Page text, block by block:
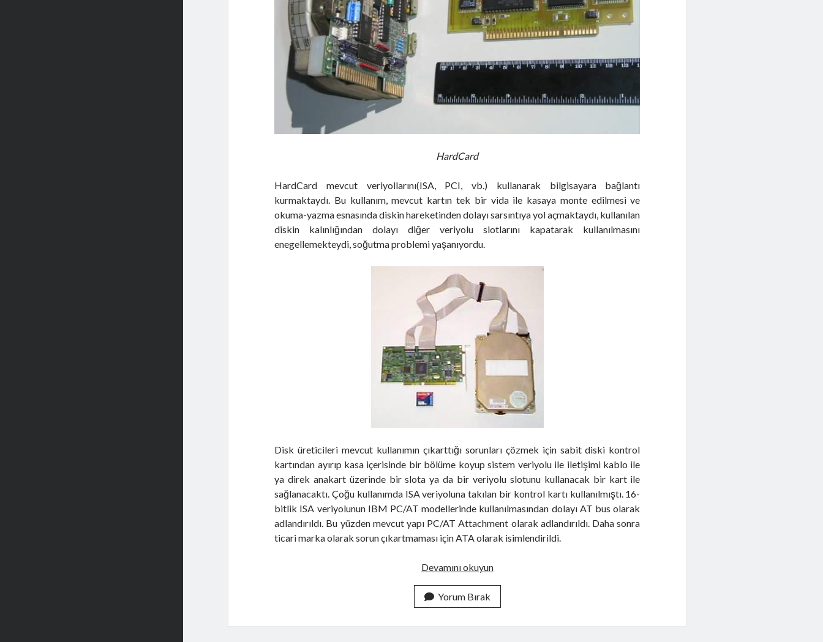
HardCard
HardCard mevcut veriyollarını(ISA, PCI, vb.) kullanarak bilgisayara bağlantı
kurmaktaydı. Bu kullanım, mevcut kartın tek bir vida ile kasaya monte edilmesi ve
okuma-yazma esnasında diskin hareketinden dolayı sarsıntıya yol açmaktaydı, kullanılan
diskin kalınlığından dolayı diğer veriyolu slotlarını kapatarak kullanılmasını
enegellemekteydi, soğutma problemi yaşanıyordu.
Disk üreticileri mevcut kullanımın çıkarttığı sorunları çözmek için sabit diski kontrol
kartından ayırıp kasa içerisinde bir bölüme koyup sistem veriyolu ile iletişimi kablo ile
ya direk anakart üzerinde bir slota ya da bir veriyolu slotunu kullanacak bir kart ile
sağlanacaktı. Çoğu kullanımda ISA veriyoluna takılan bir kontrol kartı kullanılmıştı. 16-
bitlik ISA veriyolunun IBM PC/AT modellerinde kullanılmasından dolayı AT bus olarak
adlandırıldı. Bu yüzden mevcut yapı PC/AT Attachment olarak adlandırıldı. Daha sonra
ticari marka olarak sorun çıkartmaması için ATA olarak isimlendirildi.
Devamını okuyunI
(
Yorum Bırak